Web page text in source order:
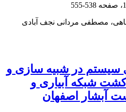
538-555
مصطفی مردانی نجف آبادی
سیستم در شبیه سازی و
شبکه آبیاری و
آبشار اصفهان